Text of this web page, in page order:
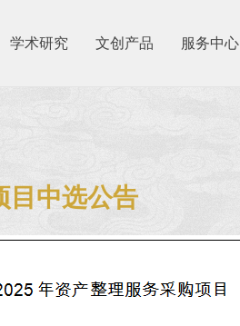
学术研究 文创产品 服务中心
目中选公告